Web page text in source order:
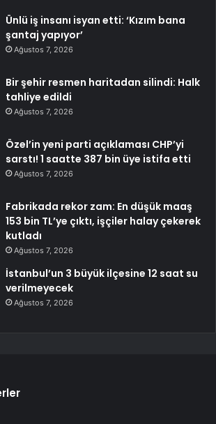
Ünlü iş insanı isyan etti: ‘Kızım bana
şantaj yapıyor’
Ağustos 7, 2026
Bir şehir resmen haritadan silindi: Halk
tahliye edildi
Ağustos 7, 2026
Özel’in yeni parti açıklaması CHP’yi
sarstı! 1 saatte 387 bin üye istifa etti
Ağustos 7, 2026
Fabrikada rekor zam: En düşük maaş
153 bin TL’ye çıktı, işçiler halay çekerek
kutladı
Ağustos 7, 2026
İstanbul’un 3 büyük ilçesine 12 saat su
verilmeyecek
Ağustos 7, 2026